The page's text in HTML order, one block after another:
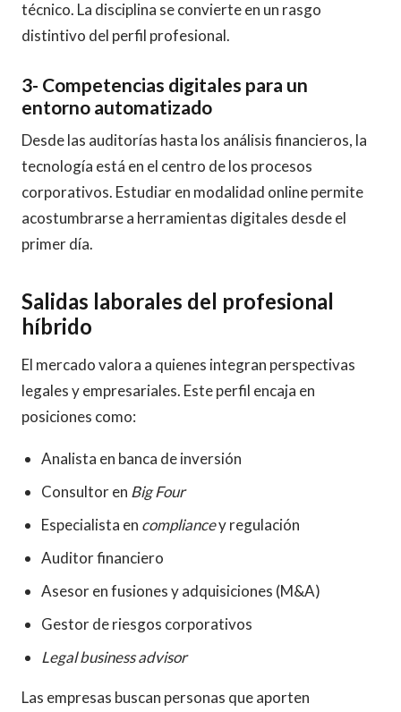
técnico. La disciplina se convierte en un rasgo
distintivo del perfil profesional.
3- Competencias digitales para un
entorno automatizado
Desde las auditorías hasta los análisis financieros, la
tecnología está en el centro de los procesos
corporativos. Estudiar en modalidad online permite
acostumbrarse a herramientas digitales desde el
primer día.
Salidas laborales del profesional
híbrido
El mercado valora a quienes integran perspectivas
legales y empresariales. Este perfil encaja en
posiciones como:
Analista en banca de inversión
Consultor en Big Four
Especialista en compliancey regulación
Auditor financiero
Asesor en fusiones y adquisiciones (M&A)
Gestor de riesgos corporativos
Legal business advisor
Las empresas buscan personas que aporten